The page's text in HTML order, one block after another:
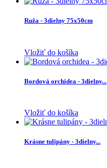
Ruža - 3dielny 75x50cm
Vložiť do košíka
Bordová orchidea - 3dielny...
Vložiť do košíka
Krásne tulipány - 3dielny...